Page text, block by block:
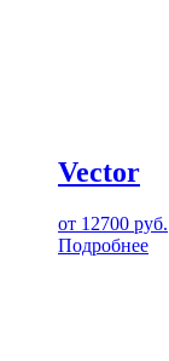
Vector
от 12700 руб.
Подробнее